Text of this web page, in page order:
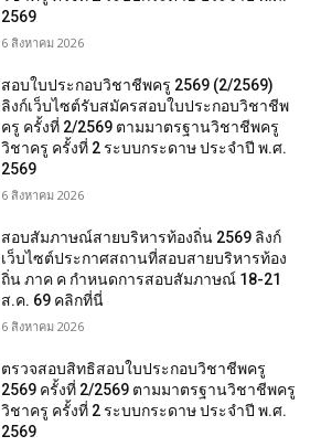
2569
6 สิงหาคม 2026
สอบใบประกอบวิชาชีพครู 2569 (2/2569)
ลิงก์เว็บไซต์รับสมัครสอบใบประกอบวิชาชีพ
ครู ครั้งที่ 2/2569 ตามมาตรฐานวิชาชีพครู
วิชาครู ครั้งที่ 2 ระบบกระดาษ ประจำปี พ.ศ.
2569
6 สิงหาคม 2026
สอบสัมภาษณ์สายบริหารท้องถิ่น 2569 ลิงก์
เว็บไซต์ประกาศสถานที่สอบสายบริหารท้อง
ถิ่น ภาค ค กำหนดการสอบสัมภาษณ์ 18-21
ส.ค. 69 คลิกที่นี่
6 สิงหาคม 2026
ตรวจสอบสิทธิสอบใบประกอบวิชาชีพครู
2569 ครั้งที่ 2/2569 ตามมาตรฐานวิชาชีพครู
วิชาครู ครั้งที่ 2 ระบบกระดาษ ประจำปี พ.ศ.
2569